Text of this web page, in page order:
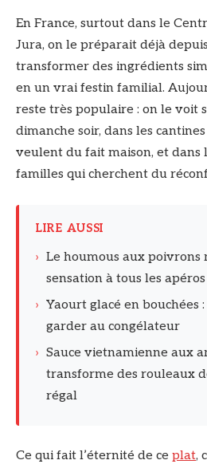
En France, surtout dans le
Jura, on le préparait déjà
transformer des ingrédients
en un vrai festin familial.
reste très populaire : on le voit
dimanche soir, dans les
veulent du fait maison, et dans
familles qui cherchent du
LIRE AUSSI
› Le houmous aux poivrons
sensation à tous les apéros
› Yaourt glacé en bouchées
garder au congélateur
› Sauce vietnamienne aux
transforme des rouleaux
régal
Ce qui fait l’éternité de ce plat,